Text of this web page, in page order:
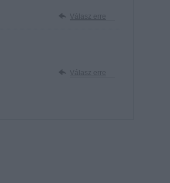
Válasz erre
Válasz erre